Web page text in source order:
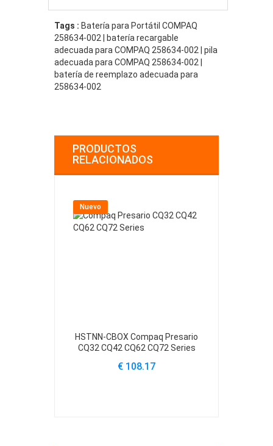
Tags : Batería para Portátil COMPAQ
258634-002 | batería recargable
adecuada para COMPAQ 258634-002 | pila
adecuada para COMPAQ 258634-002 |
batería de reemplazo adecuada para
258634-002
PRODUCTOS
RELACIONADOS
Nuevo
HSTNN-CBOX Compaq Presario
CQ32 CQ42 CQ62 CQ72 Series
€ 108.17